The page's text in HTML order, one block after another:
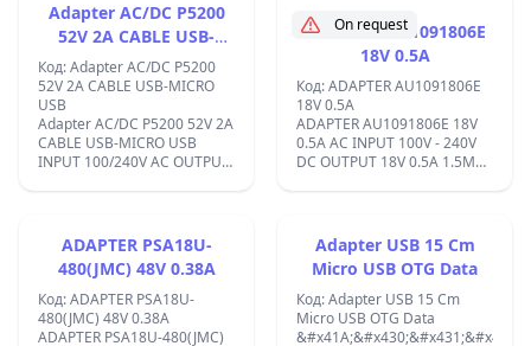
Acer, HP, Lenovo, Asus,
Huawei, Macbook, MSI,
Apple, iPhone, Samsung,
Casper Compatible
5V/3A, 9V/3A, 12V/3A,
15V/3A, 20V/3.25A
Adapter AC/DC P5200
52V 2A CABLE USB-
MICRO USB
Код: Adapter AC/DC P5200
52V 2A CABLE USB-MICRO
USB
Adapter AC/DC P5200 52V 2A
CABLE USB-MICRO USB
INPUT 100/240V AC OUTPUT
On request
ADAPTER AU1091806E
18V 0.5A
Код: ADAPTER AU1091806E
18V 0.5A
ADAPTER AU1091806E 18V
0.5A AC INPUT 100V - 240V
DC OUTPUT 18V 0.5A 1.5M
ADAPTER PSA18U-
480(JMC) 48V 0.38A
Код: ADAPTER PSA18U-
480(JMC) 48V 0.38A
ADAPTER PSA18U-480(JMC)
Adapter USB 15 Cm
Micro USB OTG Data
Код: Adapter USB 15 Cm
Micro USB OTG Data